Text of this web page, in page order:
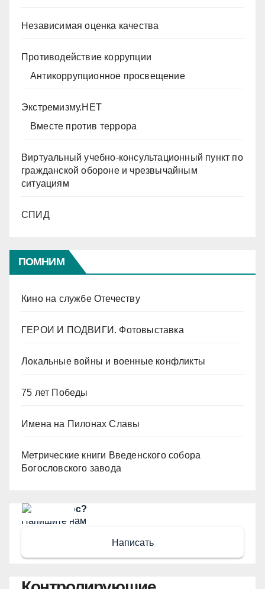
Независимая оценка качества
Противодействие коррупции
Антикоррупционное просвещение
Экстремизму.НЕТ
Вместе против террора
Виртуальный учебно-консультационный пункт по
гражданской обороне и чрезвычайным
ситуациям
СПИД
ПОМНИМ
Кино на службе Отечеству
ГЕРОИ И ПОДВИГИ. Фотовыставка
Локальные войны и военные конфликты
75 лет Победы
Имена на Пилонах Славы
Метрические книги Введенского собора
Богословского завода
Есть вопрос?
Напишите нам
Написать